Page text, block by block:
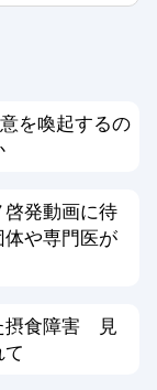
を喚起するの
発動画に待
や専門医が
摂食障害 見